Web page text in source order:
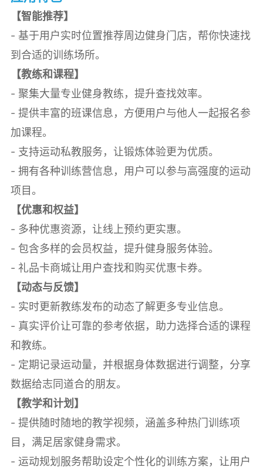
【智能推荐】
- 基于用户实时位置推荐周边健身门店，帮你快速找
到合适的训练场所。
【教练和课程】
- 聚集大量专业健身教练，提升查找效率。
- 提供丰富的班课信息，方便用户与他人一起报名参
加课程。
- 支持运动私教服务，让锻炼体验更为优质。
- 拥有各种训练营信息，用户可以参与高强度的运动
项目。
【优惠和权益】
- 多种优惠资源，让线上预约更实惠。
- 包含多样的会员权益，提升健身服务体验。
- 礼品卡商城让用户查找和购买优惠卡券。
【动态与反馈】
- 实时更新教练发布的动态了解更多专业信息。
- 真实评价让可靠的参考依据，助力选择合适的课程
和教练。
- 定期记录运动量，并根据身体数据进行调整，分享
数据给志同道合的朋友。
【教学和计划】
- 提供随时随地的教学视频，涵盖多种热门训练项
目，满足居家健身需求。
- 运动规划服务帮助设定个性化的训练方案，让用户